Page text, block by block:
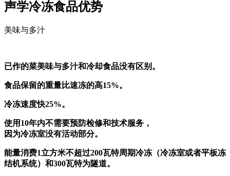
声学冷冻食品优势
美味与多汁
已作的菜美味与多汁和冷却食品没有区别。
食品保留的重量比速冻的高15%。
冷冻速度快25%。
使用10年内不需要预防检修和技术服务，
因为冷冻室没有活动部分。
能量消费1立方米不超过200瓦特周期冷冻（冷冻室或者平板冻
结机系统）和300瓦特为隧道。